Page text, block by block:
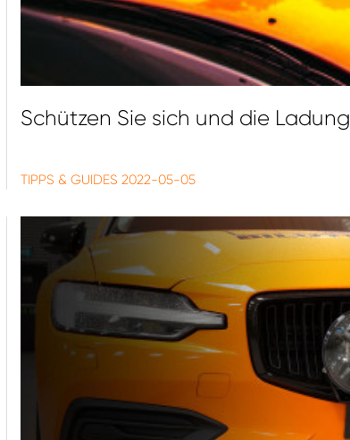
Schützen Sie sich und die Ladung
TIPPS & GUIDES 2022-05-05